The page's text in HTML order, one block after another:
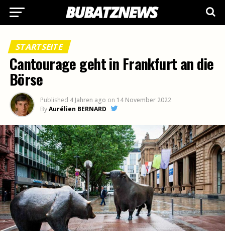
STARTSEITE
Cantourage geht in Frankfurt an die
Börse
Published 4 Jahren ago on 14 November 2022
ByAurélien BERNARD